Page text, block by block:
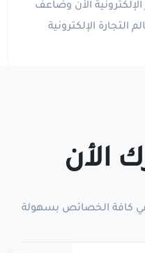
الأن وضاعف
التجارة الإلكترونية
الأن
كافة الخصائص بسهولة